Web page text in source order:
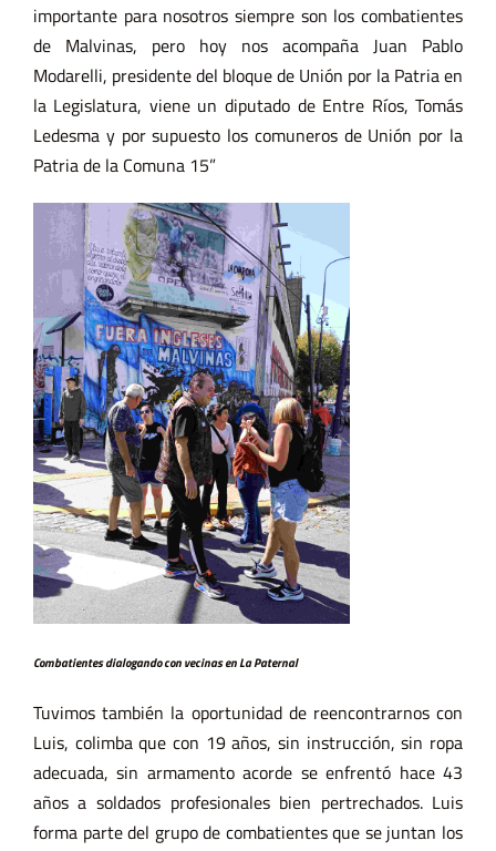
importante para nosotros siempre son los combatientes
de Malvinas, pero hoy nos acompaña Juan Pablo
Modarelli, presidente del bloque de Unión por la Patria en
la Legislatura, viene un diputado de Entre Ríos, Tomás
Ledesma y por supuesto los comuneros de Unión por la
Patria de la Comuna 15”
Combatientes dialogando con vecinas en La Paternal
Tuvimos también la oportunidad de reencontrarnos con
Luis, colimba que con 19 años, sin instrucción, sin ropa
adecuada, sin armamento acorde se enfrentó hace 43
años a soldados profesionales bien pertrechados. Luis
forma parte del grupo de combatientes que se juntan los